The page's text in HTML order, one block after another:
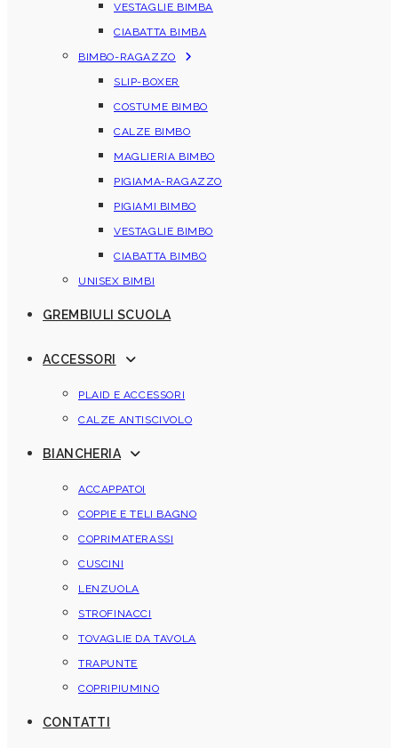
VESTAGLIE BIMBA
CIABATTA BIMBA
BIMBO-RAGAZZO
SLIP-BOXER
COSTUME BIMBO
CALZE BIMBO
MAGLIERIA BIMBO
PIGIAMA-RAGAZZO
PIGIAMI BIMBO
VESTAGLIE BIMBO
CIABATTA BIMBO
UNISEX BIMBI
GREMBIULI SCUOLA
ACCESSORI
PLAID E ACCESSORI
CALZE ANTISCIVOLO
BIANCHERIA
ACCAPPATOI
COPPIE E TELI BAGNO
COPRIMATERASSI
CUSCINI
LENZUOLA
STROFINACCI
TOVAGLIE DA TAVOLA
TRAPUNTE
COPRIPIUMINO
CONTATTI